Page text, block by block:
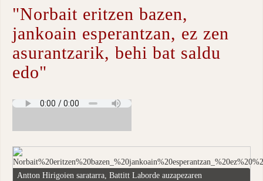
"Norbait eritzen bazen,
jankoain esperantzan, ez zen
asurantzarik, behi bat saldu
edo"
Antton Hirigoien saratarra, Battitt Laborde auzapezaren